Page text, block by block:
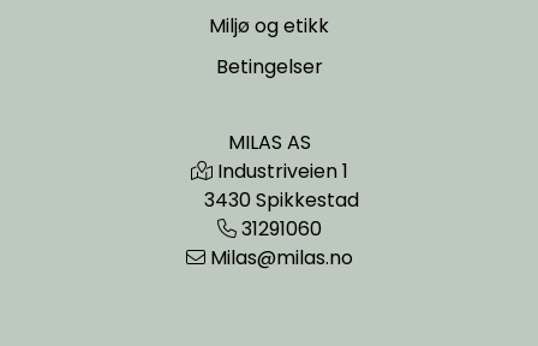
Miljø og etikk
Betingelser
MILAS AS
Industriveien 1
3430 Spikkestad
31291060
Milas@milas.no